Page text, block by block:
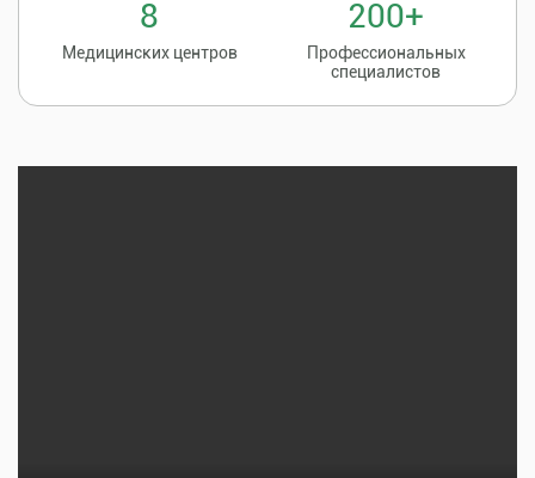
8
Медицинских центров
200+
Профессиональных
специалистов